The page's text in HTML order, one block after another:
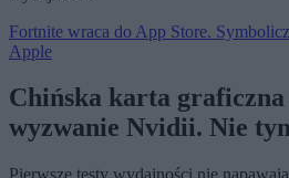
Fortnite wraca do App Store.
Apple
Chińska karta graficzna
wyzwanie Nvidii. Nie